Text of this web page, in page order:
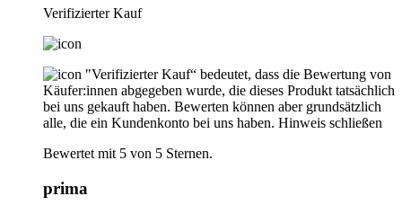
Verifizierter Kauf
"Verifizierter Kauf“ bedeutet, dass die Bewertung von
Käufer:innen abgegeben wurde, die dieses Produkt tatsächlich
bei uns gekauft haben. Bewerten können aber grundsätzlich
alle, die ein Kundenkonto bei uns haben. Hinweis schließen
Bewertet mit 5 von 5 Sternen.
prima